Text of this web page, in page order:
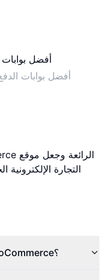
أفضل بوابات
التجارة
ما هي أبرز المزايا التي توفرها كتل WooCommerce؟